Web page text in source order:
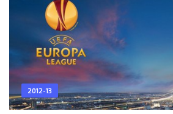
Коноплянка, 31), Виктор Жулиано,
2012-13